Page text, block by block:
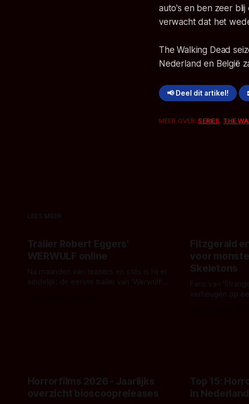
auto's en ben zeer
verwacht dat het
The Walking Dead
Nederland en België
📢 Deel dit artikel!
MEER OVER:SERIES, THE
LEES MEER
Trailer Robert Eggers'
WERWULF online
Na maanden van teasers en stills is hij er
eindelijk: de eerste trailer van 'Werwulf'.
Fitzgerald
voor
Skeletons
Fans van
verheugen op
Horrorfilms 2026 - Jaarlijks
overzicht bioscoopreleases
Top 15:
in Nederland